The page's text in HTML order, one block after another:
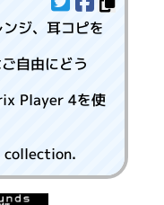
ジ、耳コピを
自由にどう
Player 4を使